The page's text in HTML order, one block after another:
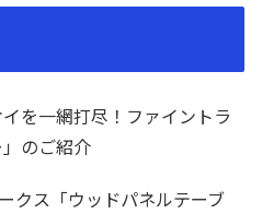
を一網打尽！ファイントラ
のご紹介
クス「ウッドパネルテーブ